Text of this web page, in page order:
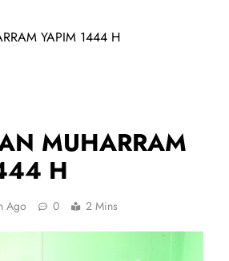
YAPIM 1444 H
MUHARRAM
H
Ago 0 2 Mins